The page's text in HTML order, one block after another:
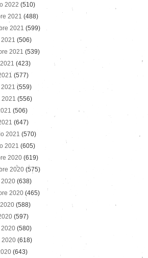
2022 (510)
2021 (488)
2021 (599)
(506)
2021 (539)
(423)
(577)
(559)
2021 (556)
(506)
(647)
2021 (570)
2021 (605)
2020 (619)
2020 (575)
2020 (638)
2020(465)
(588)
(597)
(580)
2020 (618)
(643)